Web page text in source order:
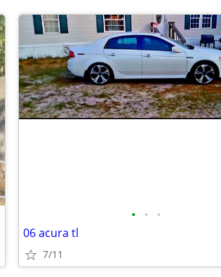
• • •
06 acura tl
7/11